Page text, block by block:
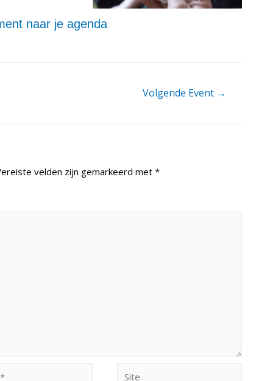
naar je agenda
Volgende Event →
velden zijn gemarkeerd met*